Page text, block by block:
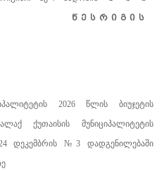
ი გ ი ს
2026 წლის ბიუჯეტის
ქუთაისის მუნიციპალიტეტის
დეკემბრის №3 დადგენილებაში